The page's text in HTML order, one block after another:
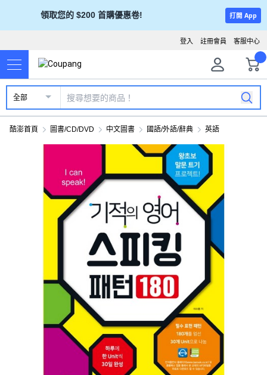
領取您的 $200 首購優惠卷! 打開 App
客服中心
註冊會員
登入
全部
酷澎首頁 圖書/CD/DVD 中文圖書 國語/外語/辭典 英語